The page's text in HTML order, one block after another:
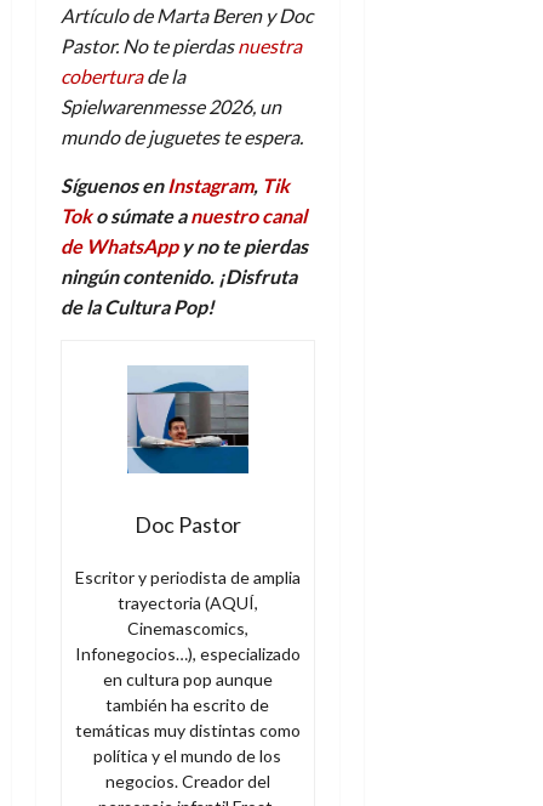
Artículo de Marta Beren y Doc
Pastor. No te pierdasnuestra
coberturade la
Spielwarenmesse 2026, un
mundo de juguetes te espera.
Síguenos enInstagram, Tik
Toko súmate anuestro canal
de WhatsAppy no te pierdas
ningún contenido. ¡Disfruta
de la Cultura Pop!
Doc Pastor
Escritor y periodista de amplia
trayectoria (AQUÍ,
Cinemascomics,
Infonegocios…), especializado
en cultura pop aunque
también ha escrito de
temáticas muy distintas como
política y el mundo de los
negocios. Creador del